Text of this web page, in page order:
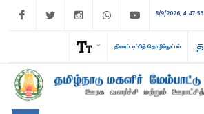
FacebookTwitterInstagramWhatsAppYoutube
8/9/2026,
திரைப்படிப்பித் தொழில்நுட்பம்